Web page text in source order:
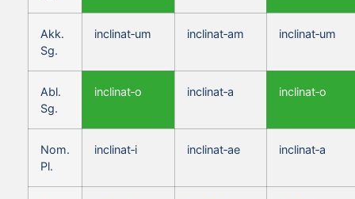
Akk.
Sg.
inclinat‑um inclinat‑am inclinat‑um
Abl.
Sg.
inclinat‑o inclinat‑a inclinat‑o
Nom.
Pl.
inclinat‑i inclinat‑ae inclinat‑a